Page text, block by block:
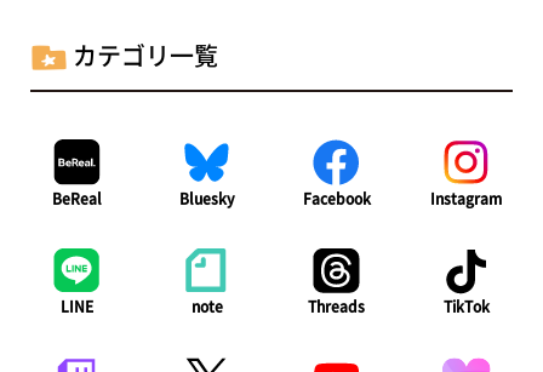
カテゴリ一覧
BeReal Bluesky Facebook Instagram
LINE note Threads TikTok